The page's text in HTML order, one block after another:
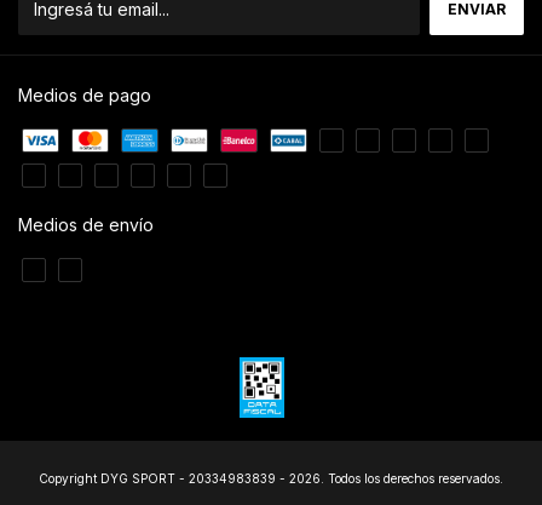
Medios de pago
Medios de envío
Copyright DYG SPORT - 20334983839 - 2026. Todos los derechos reservados.